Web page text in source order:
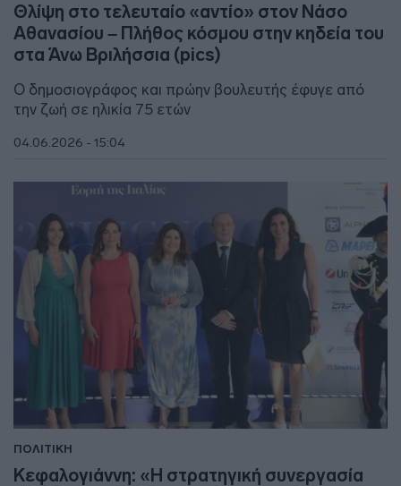
Θλίψη στο τελευταίο «αντίο» στον Νάσο
Αθανασίου – Πλήθος κόσμου στην κηδεία του
στα Άνω Βριλήσσια (pics)
Ο δημοσιογράφος και πρώην βουλευτής έφυγε από
την ζωή σε ηλικία 75 ετών
04.06.2026 - 15:04
ΠΟΛΙΤΙΚΗ
Κεφαλογιάννη: «Η στρατηγική συνεργασία